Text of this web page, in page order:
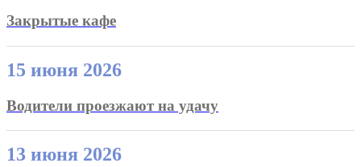
Закрытые кафе
15 июня 2026
Водители проезжают на удачу
13 июня 2026